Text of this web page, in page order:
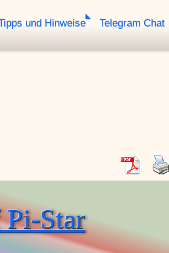
und Hinweise Telegram Chat
Star